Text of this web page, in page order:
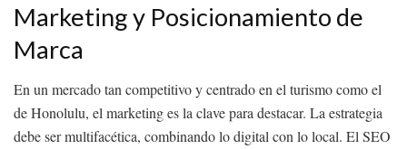
Marketing y Posicionamiento de
Marca
En un mercado tan competitivo y centrado en el turismo como el
de Honolulu, el marketing es la clave para destacar. La estrategia
debe ser multifacética, combinando lo digital con lo local. El SEO